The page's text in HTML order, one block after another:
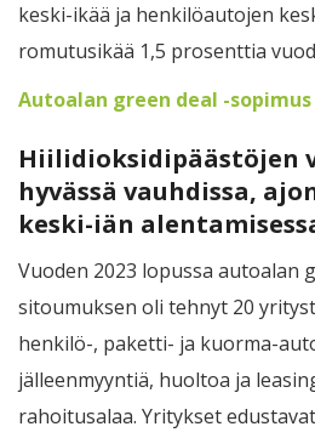
keski-ikää ja henkilöautojen
romutusikää 1,5 prosenttia
Autoalan green deal -sopimus
Hiilidioksidipäästöjen
hyvässä vauhdissa,
keski-iän
Vuoden 2023 lopussa autoalan
sitoumuksen oli tehnyt 20
henkilö-, paketti- ja kuorma-
jälleenmyyntiä, huoltoa ja
rahoitusalaa. Yritykset